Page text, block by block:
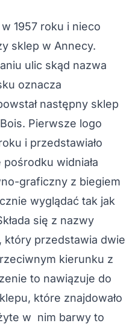
w 1957 roku i nieco
sklep w Annecy.
ulic skąd nazwa
oznacza
następny sklep
Pierwsze logo
i przedstawiało
widniała
graficzny z biegiem
wyglądać tak jak
się z nazwy
który przedstawia dwie
kierunku z
to nawiązuje do
które znajdowało
w nim barwy to